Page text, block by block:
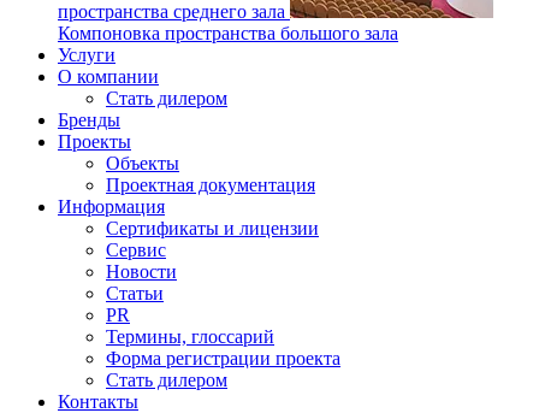
пространства среднего зала
Компоновка пространства большого зала
Услуги
О компании
Стать дилером
Бренды
Проекты
Объекты
Проектная документация
Информация
Сертификаты и лицензии
Сервис
Новости
Статьи
PR
Термины, глоссарий
Форма регистрации проекта
Стать дилером
Контакты